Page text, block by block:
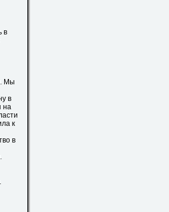
в
Мы
в
на
к
в